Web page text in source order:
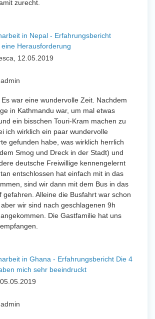
zurecht.
in Nepal - Erfahrungsbericht
Herausforderung
12.05.2019
war eine wundervolle Zeit. Nachdem
in Kathmandu war, um mal etwas
ein bisschen Touri-Kram machen zu
ich wirklich ein paar wundervolle
gefunden habe, was wirklich herrlich
Smog und Dreck in der Stadt) und
deutsche Freiwillige kennengelernt
entschlossen hat einfach mit in das
sind wir dann mit dem Bus in das
gefahren. Alleine die Busfahrt war schon
wir sind nach geschlagenen 9h
Die Gastfamilie hat uns
in Ghana - Erfahrungsbericht Die 4
mich sehr beeindruckt